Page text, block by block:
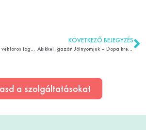
Miért nélkülözhetetlen a vektoros logó a vállalkozások számára?
KÖVETKEZŐ BEJEGYZÉS
Akikkel igazán Jólnyomjuk – Dopa kreatív ügynökség, Hays irodadekoráció
a szolgáltatásokat